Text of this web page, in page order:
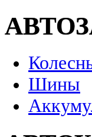
Шины